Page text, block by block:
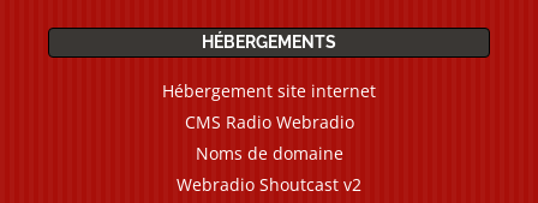
HÉBERGEMENTS
Hébergement site internet
CMS Radio Webradio
Noms de domaine
Webradio Shoutcast v2